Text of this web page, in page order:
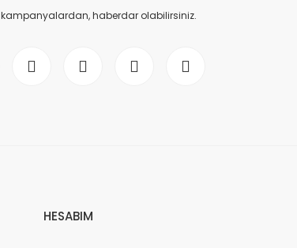
kampanyalardan, haberdar olabilirsiniz.
HESABIM